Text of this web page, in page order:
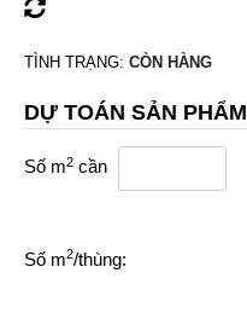
TÌNH TRẠNG: CÒN HÀNG
DỰ TOÁN SẢN PHẨM
Số m2 cần
Số m2/thùng: